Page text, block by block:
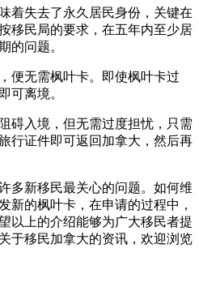
着失去了永久居民身份，关键在
民局的要求，在五年内至少居
的问题。
便无需枫叶卡。即使枫叶卡过
可离境。
碍入境，但无需过度担忧，只需
行证件即可返回加拿大，然后再
多新移民最关心的问题。如何维
新的枫叶卡，在申请的过程中，
以上的介绍能够为广大移民者提
于移民加拿大的资讯，欢迎浏览